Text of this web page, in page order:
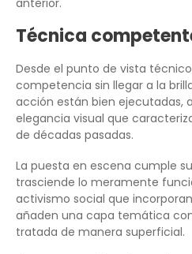
anterior.
Técnica
Desde el punto de vista
competencia sin llegar a la
acción están bien ejecutadas,
elegancia visual que
de décadas pasadas.
La puesta en escena cumple
trasciende lo meramente
activismo social que
añaden una capa temática
tratada de manera superficial.